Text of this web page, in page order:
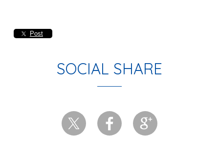
Post
SOCIAL SHARE